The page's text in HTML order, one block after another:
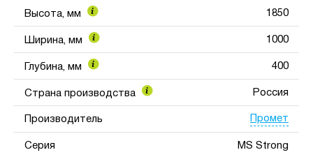
Высота, мм 1850
Ширина, мм 1000
Глубина, мм 400
Страна производства Россия
Производитель Промет
Серия MS Strong